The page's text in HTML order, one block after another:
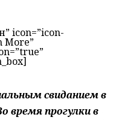
icon=”icon-
More”
свиданием в
время прогулки в